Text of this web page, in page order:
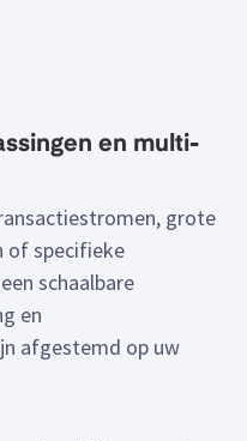
en multi-
grote
of specifieke
schaalbare
en
afgestemd op uw